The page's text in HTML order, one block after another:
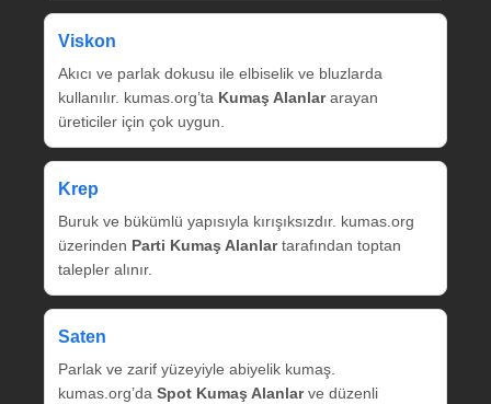
Viskon
Akıcı ve parlak dokusu ile elbiselik ve bluzlarda
kullanılır. kumas.org’ta Kumaş Alanlararayan
üreticiler için çok uygun.
Krep
Buruk ve bükümlü yapısıyla kırışıksızdır. kumas.org
üzerinden Parti Kumaş Alanlartarafından toptan
talepler alınır.
Saten
Parlak ve zarif yüzeyiyle abiyelik kumaş.
kumas.org’da Spot Kumaş Alanlarve düzenli